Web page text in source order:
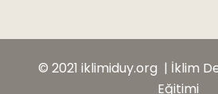
© 2021 iklimiduy.org | İklim
Eğitimi